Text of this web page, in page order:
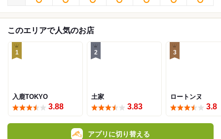
このエリアで人気のお店
1
入鹿TOKYO
3.88
2
土家
3.83
3
ロートンヌ
3.8
アプリに切り替える